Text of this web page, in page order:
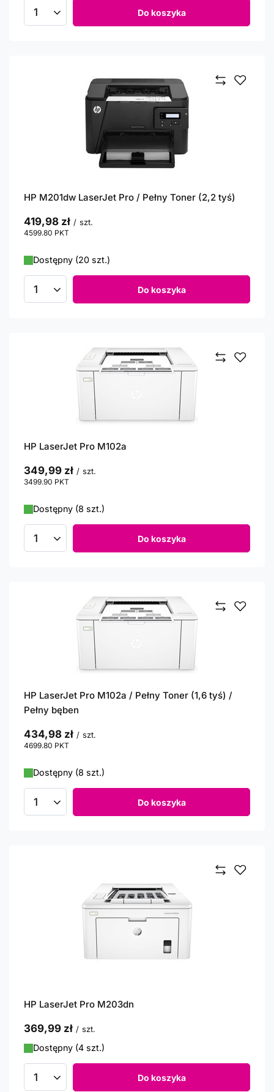
Ilość produktów Do koszyka
HP M201dw LaserJet Pro / Pełny Toner (2,2 tyś)
419,98 zł / szt.
4599.80 PKT
Dostępny (20 szt.)
Ilość produktów Do koszyka
HP LaserJet Pro M102a
349,99 zł / szt.
3499.90 PKT
Dostępny (8 szt.)
Ilość produktów Do koszyka
HP LaserJet Pro M102a / Pełny Toner (1,6 tyś) /
Pełny bęben
434,98 zł / szt.
4699.80 PKT
Dostępny (8 szt.)
Ilość produktów Do koszyka
HP LaserJet Pro M203dn
369,99 zł / szt.
Dostępny (4 szt.)
Ilość produktów Do koszyka